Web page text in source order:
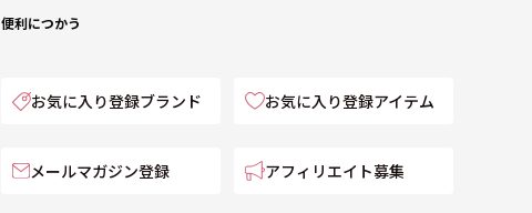
便利につかう
お気に入り登録ブランド お気に入り登録アイテム
メールマガジン登録 アフィリエイト募集